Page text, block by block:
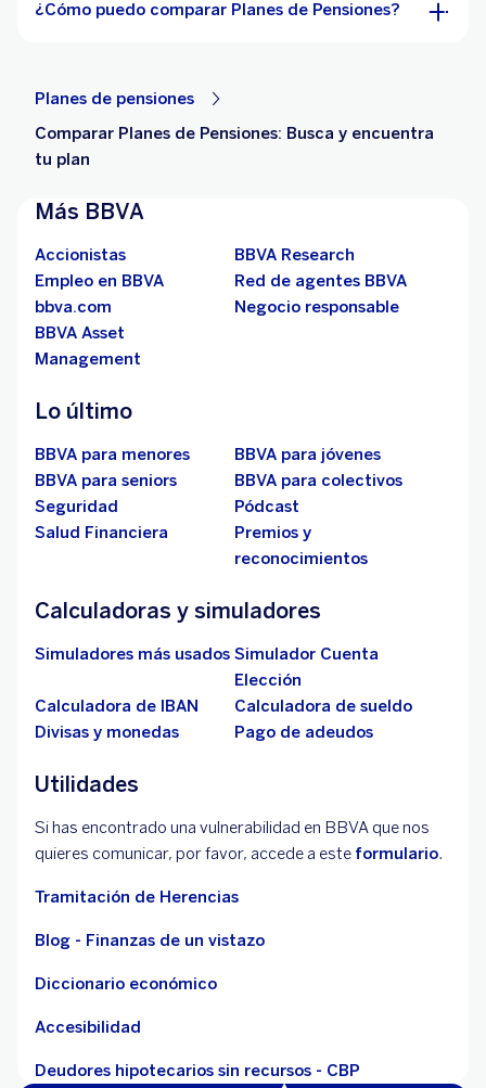
¿Cómo puedo comparar Planes de Pensiones?
Planes de pensiones
Comparar Planes de Pensiones: Busca y encuentra
tu plan
Más BBVA
Accionistas
BBVA Research
Empleo en BBVA
Red de agentes BBVA
bbva.com
Negocio responsable
BBVA Asset
Management
Lo último
BBVA para menores
BBVA para jóvenes
BBVA para seniors
BBVA para colectivos
Seguridad
Pódcast
Salud Financiera
Premios y
reconocimientos
Calculadoras y simuladores
Simuladores más usados Simulador Cuenta
Elección
Calculadora de IBAN
Calculadora de sueldo
Divisas y monedas
Pago de adeudos
Utilidades
Si has encontrado una vulnerabilidad en BBVA que nos
quieres comunicar, por favor, accede a este formulario.
Tramitación de Herencias
Blog - Finanzas de un vistazo
Diccionario económico
Accesibilidad
Deudores hipotecarios sin recursos - CBP